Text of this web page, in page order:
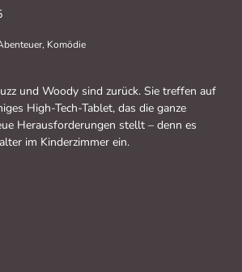
Komödie
und Woody sind zurück. Sie treffen auf
High-Tech-Tablet, das die ganze
Herausforderungen stellt – denn es
im Kinderzimmer ein.